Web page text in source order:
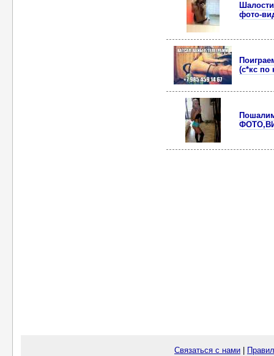
фото-
(с*кс по
Связаться с нами